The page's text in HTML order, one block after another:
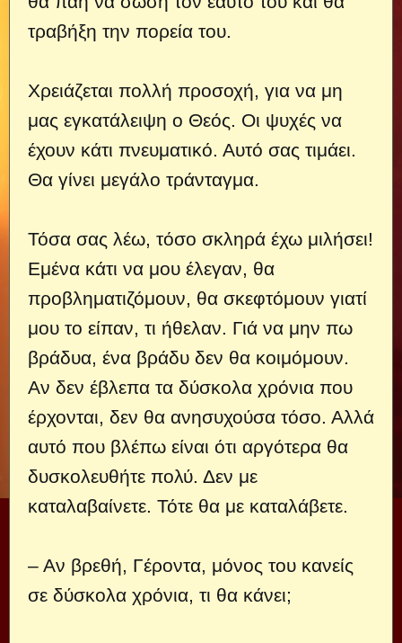
τραβήξη την πορεία του.
Χρειάζεται πολλή προσοχή, για να μη
μας εγκατάλειψη ο Θεός. Οι ψυχές να
έχουν κάτι πνευματικό. Αυτό σας τιμάει.
Θα γίνει μεγάλο τράνταγμα.
Τόσα σας λέω, τόσο σκληρά έχω μιλήσει!
Εμένα κάτι να μου έλεγαν, θα
προβληματιζόμουν, θα σκεφτόμουν γιατί
μου το είπαν, τι ήθελαν. Γιά να μην πω
βράδυα, ένα βράδυ δεν θα κοιμόμουν.
Αν δεν έβλεπα τα δύσκολα χρόνια που
έρχονται, δεν θα ανησυχούσα τόσο. Αλλά
αυτό που βλέπω είναι ότι αργότερα θα
δυσκολευθήτε πολύ. Δεν με
καταλαβαίνετε. Τότε θα με καταλάβετε.
– Αν βρεθή, Γέροντα, μόνος του κανείς
σε δύσκολα χρόνια, τι θα κάνει;